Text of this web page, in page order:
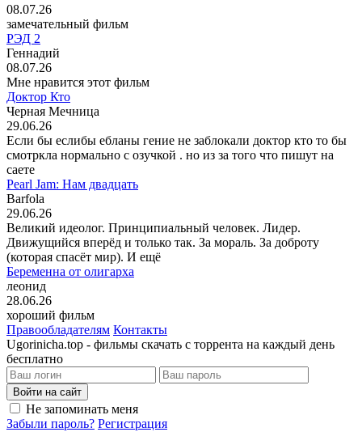
08.07.26
замечательный фильм
РЭД 2
Геннадий
08.07.26
Мне нравится этот фильм
Доктор Кто
Черная Мечница
29.06.26
Если бы еслибы ебланы гение не заблокали доктор кто то бы
смотркла нормально с озучкой . но из за того что пишут на
саете
Pearl Jam: Нам двадцать
Barfola
29.06.26
Великий идеолог. Принципиальный человек. Лидер.
Движущийся вперёд и только так. За мораль. За доброту
(которая спасёт мир). И ещё
Беременна от олигарха
леонид
28.06.26
хороший фильм
Правообладателям Контакты
Ugorinicha.top - фильмы скачать с торрента на каждый день
бесплатно
Войти на сайт
Не запоминать меня
Забыли пароль? Регистрация